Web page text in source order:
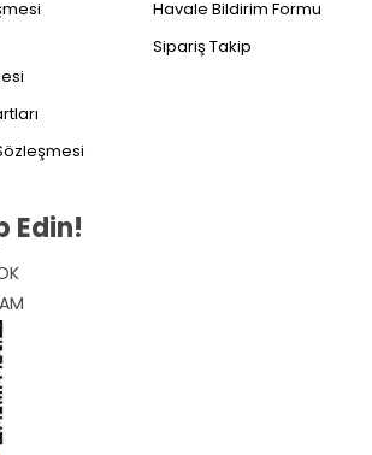
Havale Bildirim Formu
Sipariş Takip
Edin!